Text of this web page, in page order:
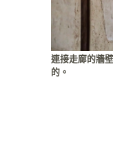
連接走廊的牆
的。